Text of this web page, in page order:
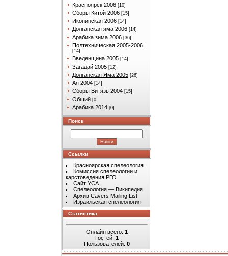
Красноярск 2006 [10]
Сборы Китой 2006 [15]
Иконинская 2006 [14]
Долганская яма 2006 [14]
Арабика зима 2006 [36]
Полтехническая 2005-2006
[14]
Введенщина 2005 [14]
Загадай 2005 [12]
Долганская Яма 2005 [26]
Ая 2004 [14]
Сборы Витязь 2004 [15]
Общий [0]
Арабика 2014 [0]
Поиск
Ссылки
Красноярская спелеология
Комиссия спелеологии и
карстоведения РГО
Сайт УСА
Спелеология — Википедия
Архив Cavers Mailing List
Израильская спелеология
Статистика
Онлайн всего: 1
Гостей: 1
Пользователей: 0